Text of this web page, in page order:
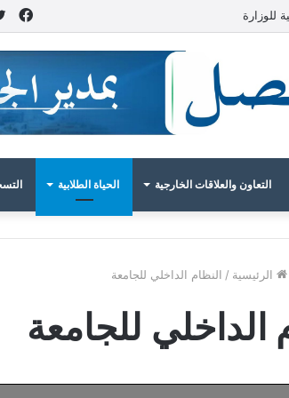
للوزارة
التعاون والعلاقات الخارجية الحياة الطلابية
الرئيسية / النظام الداخلي للجامعة
الداخلي للجامعة